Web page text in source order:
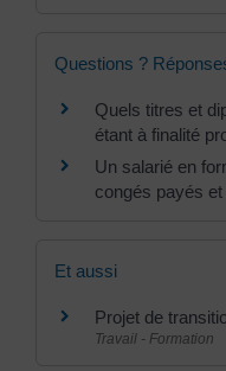
Questions ?
Quels titres et
étant à finalité
Un salarié en
congés payés
Et aussi
Projet de
Travail - Formation